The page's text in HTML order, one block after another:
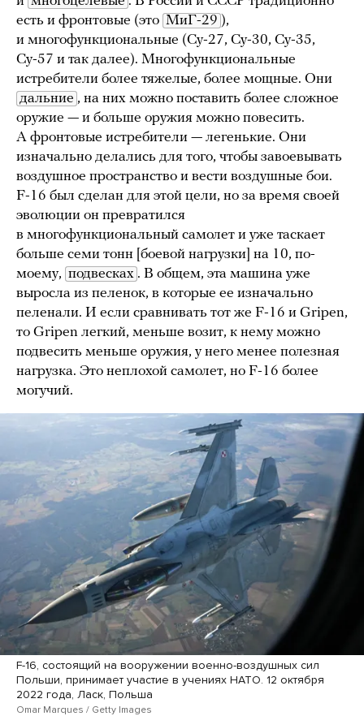
есть и фронтовые (это МиГ-29 ),
и многофункциональные (Су-27, Су-30, Су-35,
Су-57 и так далее). Многофункциональные
истребители более тяжелые, более мощные. Они
дальние , на них можно поставить более сложное
оружие — и больше оружия можно повесить.
А фронтовые истребители — легенькие. Они
изначально делались для того, чтобы завоевывать
воздушное пространство и вести воздушные бои.
F-16 был сделан для этой цели, но за время своей
эволюции он превратился
в многофункциональный самолет и уже таскает
больше семи тонн [боевой нагрузки] на 10, по-
моему, подвесках . В общем, эта машина уже
выросла из пеленок, в которые ее изначально
пеленали. И если сравнивать тот же F-16 и Gripen,
то Gripen легкий, меньше возит, к нему можно
подвесить меньше оружия, у него менее полезная
нагрузка. Это неплохой самолет, но F-16 более
могучий.
F-16, состоящий на вооружении военно-воздушных сил
Польши, принимает участие в учениях НАТО. 12 октября
2022 года, Ласк, Польша
Omar Marques / Getty Images